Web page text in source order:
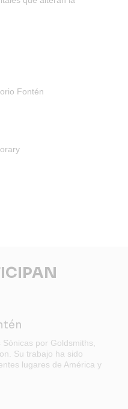
Fontén
por Goldsmiths,
Su trabajo ha sido
lugares de América y